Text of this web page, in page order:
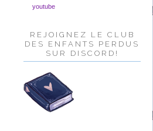
youtube
REJOIGNEZ LE CLUB
DES ENFANTS PERDUS
SUR DISCORD!